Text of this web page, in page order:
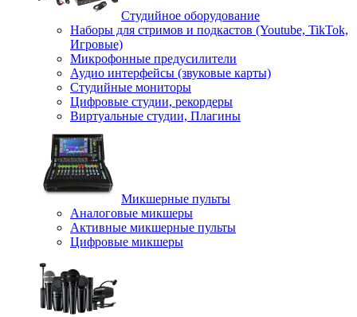
Студийное оборудование
Наборы для стримов и подкастов (Youtube, TikTok,
Игровые)
Микрофонные предусилители
Аудио интерфейсы (звуковые карты)
Студийные мониторы
Цифровые студии, рекордеры
Виртуальные студии, Плагины
Микшерные пульты
Аналоговые микшеры
Активные микшерные пульты
Цифровые микшеры